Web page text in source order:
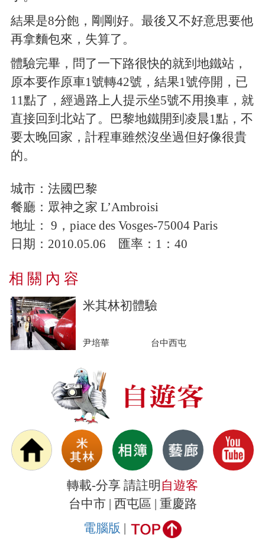
結果是8分飽，剛剛好。最後又不好意思要他
再拿麵包來，失算了。
體驗完畢，問了一下路很快的就到地鐵站，
原本要作原車1號轉42號，結果1號停開，已
11點了，經過路上人提示坐5號不用換車，就
直接回到北站了。巴黎地鐵開到凌晨1點，不
要太晚回家，計程車雖然沒坐過但好像很貴
的。
城市： 法國巴黎
餐廳： 眾神之家 L’Ambroisi
地址： 9，piace des Vosges-75004 Paris
日期： 2010.05.06 匯率：1：40
相 關 內 容
米其林初體驗
尹培華 台中西屯
轉載-分享 請註明 自遊客
台中市 | 西屯區 | 重慶路
電腦版 |